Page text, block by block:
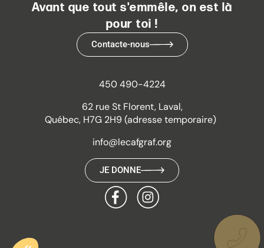
Avant que tout s'emmêle, on est là
pour toi !
Contacte-nous
450 490-4224
62 rue St Florent, Laval,
Québec, H7G 2H9 (adresse temporaire)
info@lecafgraf.org
JE DONNE